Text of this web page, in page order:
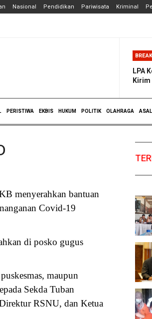
Nasional Pendidikan Pariwisata Kriminal
LPA
Kirim
PERISTIWA EKBIS HUKUM POLITIK OLAHRAGA
menyerahkan bantuan
Covid-19
di posko gugus
maupun
Sekda Tuban
RSNU, dan Ketua